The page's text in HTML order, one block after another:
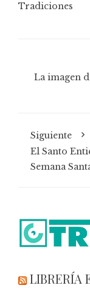
Tradiciones
La imagen
Siguiente
El Santo
Semana
LIBRERÍA